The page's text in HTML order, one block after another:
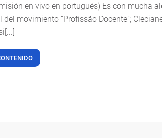
en vivo en portugués) Es con mucha
del movimiento “Profissão Docente”;